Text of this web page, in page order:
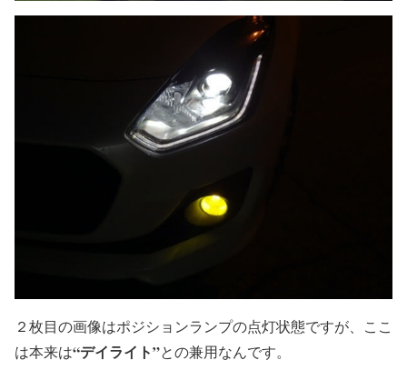
２枚目の画像はポジションランプの点灯状態ですが、ここ
は本来は“デイライト”との兼用なんです。